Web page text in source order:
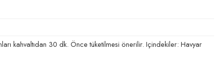
kahvaltıdan 30 dk. Önce tüketilmesi önerilir. Içindekiler: Havyar